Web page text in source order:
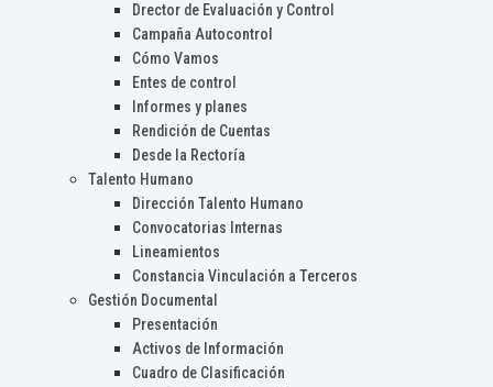
Drector de Evaluación y Control
Campaña Autocontrol
Cómo Vamos
Entes de control
Informes y planes
Rendición de Cuentas
Desde la Rectoría
Talento Humano
Dirección Talento Humano
Convocatorias Internas
Lineamientos
Constancia Vinculación a Terceros
Gestión Documental
Presentación
Activos de Información
Cuadro de Clasificación